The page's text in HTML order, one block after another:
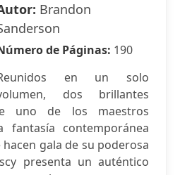
Brandon
de Páginas: 190
en un solo
dos brillantes
uno de los maestros
fantasía contemporánea
gala de su poderosa
presenta un auténtico